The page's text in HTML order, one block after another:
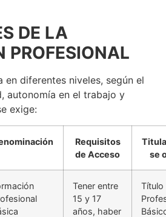
DE LA
PROFESIONAL
en diferentes niveles, según el
autonomía en el trabajo y
exige:
Requisitos
de Acceso
se
Tener entre
15 y 17
años, haber
Título